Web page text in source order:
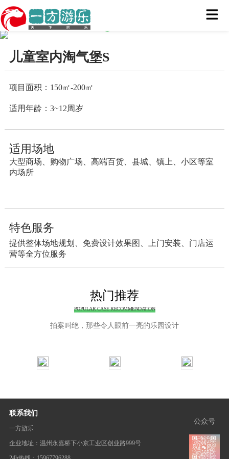
儿童室内淘气堡S
项目面积： 150㎡-200㎡
适用年龄： 3~12周岁
适用场地
大型商场、购物广场、高端百货、县城、镇上、小区等室
内场所
特色服务
提供整体场地规划、免费设计效果图、上门安装、门店运
营等全方位服务
热门推荐
POPULAR CASE RECOMMENDATION
拍案叫绝，那些令人眼前一亮的乐园设计
联系我们
一方游乐
企业地址：温州永嘉桥下小京工业区创业路999号
公众号